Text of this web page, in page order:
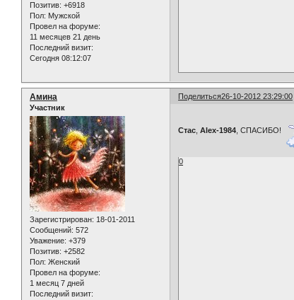
Позитив: +6918
Пол: Мужской
Провел на форуме:
11 месяцев 21 день
Последний визит:
Сегодня 08:12:07
Поделиться26-10-2012 23:29:00
Амина
Участник
Зарегистрирован: 18-01-2011
Сообщений: 572
Уважение: +379
Позитив: +2582
Пол: Женский
Провел на форуме:
1 месяц 7 дней
Последний визит:
Стас ,Alex-1984 , СПАСИБО!
0